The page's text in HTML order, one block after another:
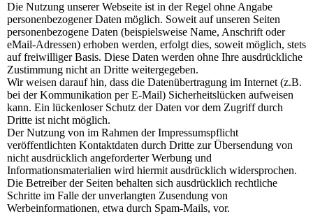
Die Nutzung unserer Webseite ist in der Regel ohne Angabe
personenbezogener Daten möglich. Soweit auf unseren Seiten
personenbezogene Daten (beispielsweise Name, Anschrift oder
eMail-Adressen) erhoben werden, erfolgt dies, soweit möglich, stets
auf freiwilliger Basis. Diese Daten werden ohne Ihre ausdrückliche
Zustimmung nicht an Dritte weitergegeben.
Wir weisen darauf hin, dass die Datenübertragung im Internet (z.B.
bei der Kommunikation per E-Mail) Sicherheitslücken aufweisen
kann. Ein lückenloser Schutz der Daten vor dem Zugriff durch
Dritte ist nicht möglich.
Der Nutzung von im Rahmen der Impressumspflicht
veröffentlichten Kontaktdaten durch Dritte zur Übersendung von
nicht ausdrücklich angeforderter Werbung und
Informationsmaterialien wird hiermit ausdrücklich widersprochen.
Die Betreiber der Seiten behalten sich ausdrücklich rechtliche
Schritte im Falle der unverlangten Zusendung von
Werbeinformationen, etwa durch Spam-Mails, vor.